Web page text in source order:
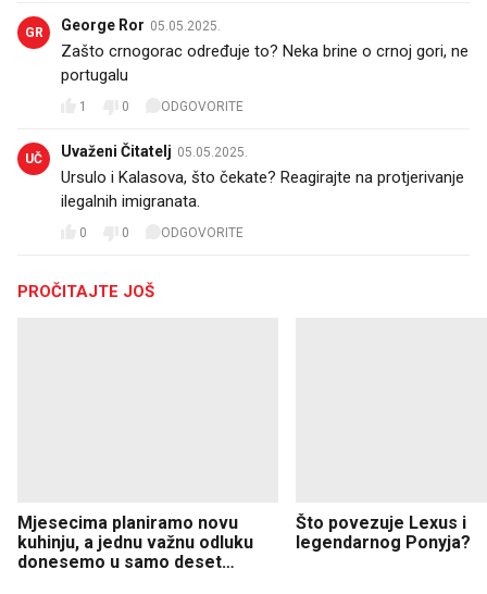
GR George Ror 05.05.2025.
Zašto crnogorac određuje to? Neka brine o crnoj gori, ne
portugalu
1 0 ODGOVORITE
UČ Uvaženi Čitatelj 05.05.2025.
Ursulo i Kalasova, što čekate? Reagirajte na protjerivanje
ilegalnih imigranata.
0 0 ODGOVORITE
PROČITAJTE JOŠ
Mjesecima planiramo novu
kuhinju, a jednu važnu odluku
donesemo u samo deset
Što povezuje Lexus i
legendarnog Ponyja?